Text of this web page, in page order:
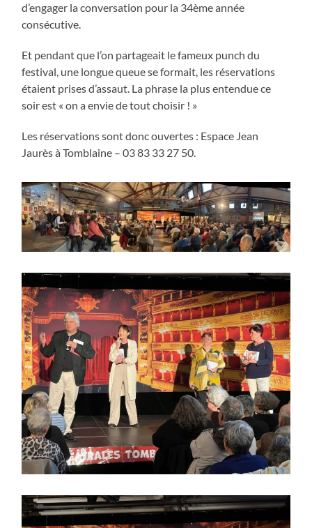
d’engager la conversation pour la 34ème année
consécutive.
Et pendant que l’on partageait le fameux punch du
festival, une longue queue se formait, les réservations
étaient prises d’assaut. La phrase la plus entendue ce
soir est « on a envie de tout choisir ! »
Les réservations sont donc ouvertes : Espace Jean
Jaurès à Tomblaine – 03 83 33 27 50.